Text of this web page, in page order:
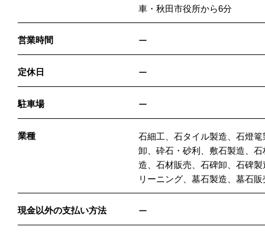
車・秋田市役所から6分
営業時間 ー
定休日 ー
駐車場 ー
業種
石細工、石タイル製造、石燈
卸、砕石・砂利、敷石製造、
造、石材販売、石碑卸、石碑
リーニング、墓石製造、墓石販
現金以外の支払い方法 ー